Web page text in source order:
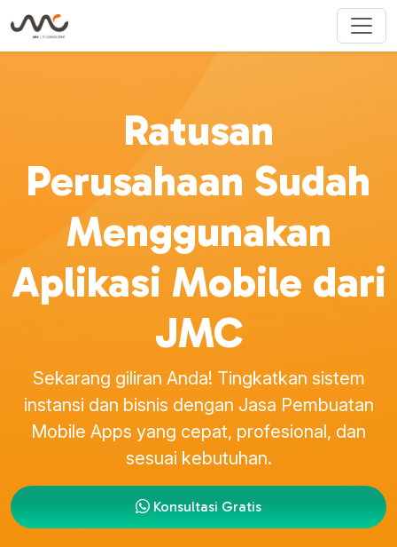
Ratusan
Perusahaan Sudah
Menggunakan
Aplikasi Mobile dari
JMC
Sekarang giliran Anda! Tingkatkan sistem
instansi dan bisnis dengan Jasa Pembuatan
Mobile Apps yang cepat, profesional, dan
sesuai kebutuhan.
Konsultasi Gratis